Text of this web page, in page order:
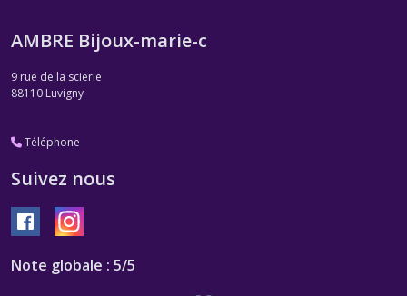
AMBRE Bijoux-marie-c
9 rue de la scierie
88110 Luvigny
Téléphone
Suivez nous
Note globale : 5/5